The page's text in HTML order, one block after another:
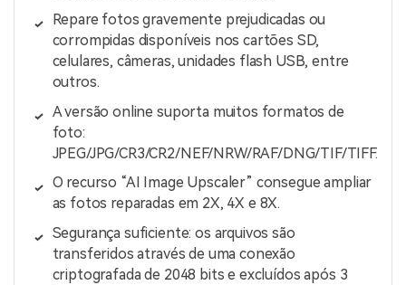
Repare fotos gravemente prejudicadas ou
corrompidas disponíveis nos cartões SD,
celulares, câmeras, unidades flash USB, entre
outros.
A versão online suporta muitos formatos de
foto:
JPEG/JPG/CR3/CR2/NEF/NRW/RAF/DNG/TIF/TIFF.
O recurso “AI Image Upscaler” consegue ampliar
as fotos reparadas em 2X, 4X e 8X.
Segurança suficiente: os arquivos são
transferidos através de uma conexão
criptografada de 2048 bits e excluídos após 3